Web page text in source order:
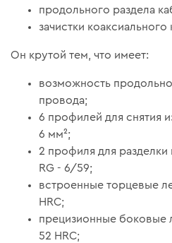
продольного раздела
зачистки
Он крутой тем, что имеет:
возможность
провода;
6 профилей для снятия
6 мм²;
2 профиля для разделки
RG - 6/59;
встроенные торцевые
HRC;
прецизионные боковые
52 HRC;